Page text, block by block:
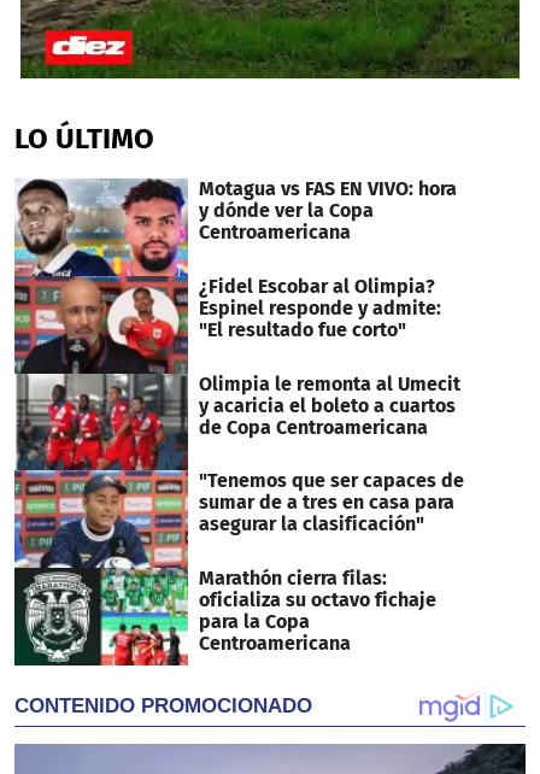
of
3
3
seconds
LO ÚLTIMO
Motagua vs FAS EN VIVO: hora
y dónde ver la Copa
Centroamericana
¿Fidel Escobar al Olimpia?
Espinel responde y admite:
"El resultado fue corto"
Olimpia le remonta al Umecit
y acaricia el boleto a cuartos
de Copa Centroamericana
"Tenemos que ser capaces de
sumar de a tres en casa para
asegurar la clasificación"
Marathón cierra filas:
oficializa su octavo fichaje
para la Copa
Centroamericana